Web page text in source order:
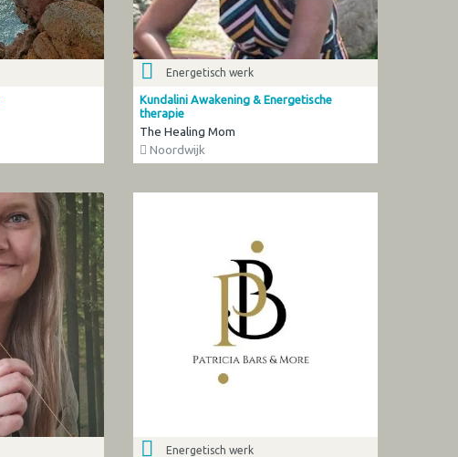
Energetisch werk
Kundalini Awakening & Energetische
therapie
The Healing Mom
Noordwijk
Energetisch werk